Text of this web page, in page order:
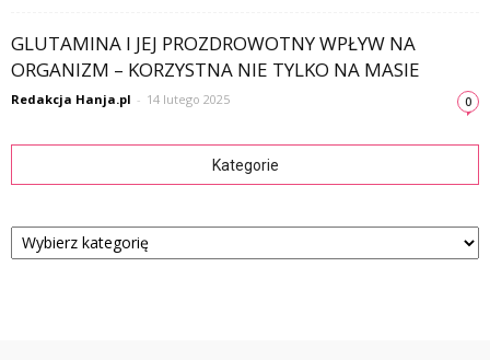
GLUTAMINA I JEJ PROZDROWOTNY WPŁYW NA
ORGANIZM – KORZYSTNA NIE TYLKO NA MASIE
Redakcja Hanja.pl - 14 lutego 2025 0
Kategorie
Kategorie